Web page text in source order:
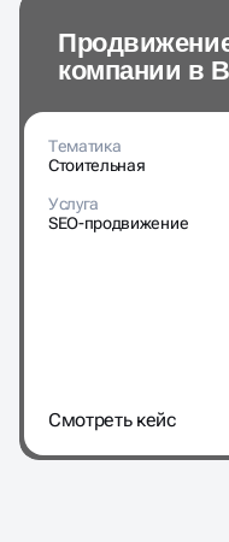
компании в
Тематика
Стоительная
Услуга
SEO-продвижение
Cмотреть кейс